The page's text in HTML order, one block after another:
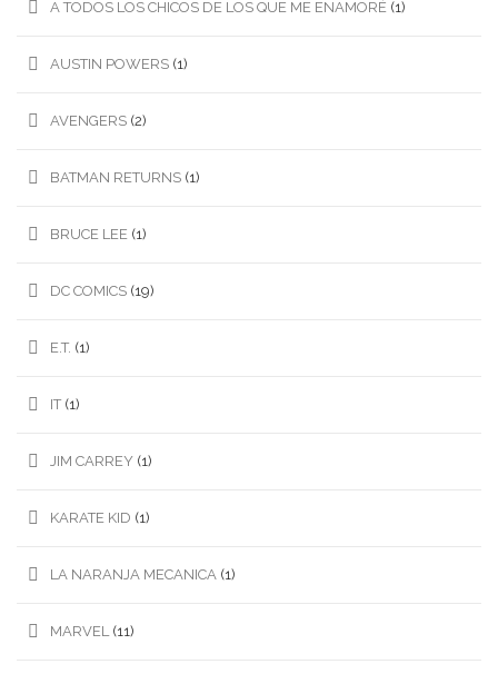
A TODOS LOS CHICOS DE LOS QUE ME ENAMORÉ (1)
AUSTIN POWERS (1)
AVENGERS (2)
BATMAN RETURNS (1)
BRUCE LEE (1)
DC COMICS (19)
E.T. (1)
IT (1)
JIM CARREY (1)
KARATE KID (1)
LA NARANJA MECANICA (1)
MARVEL (11)